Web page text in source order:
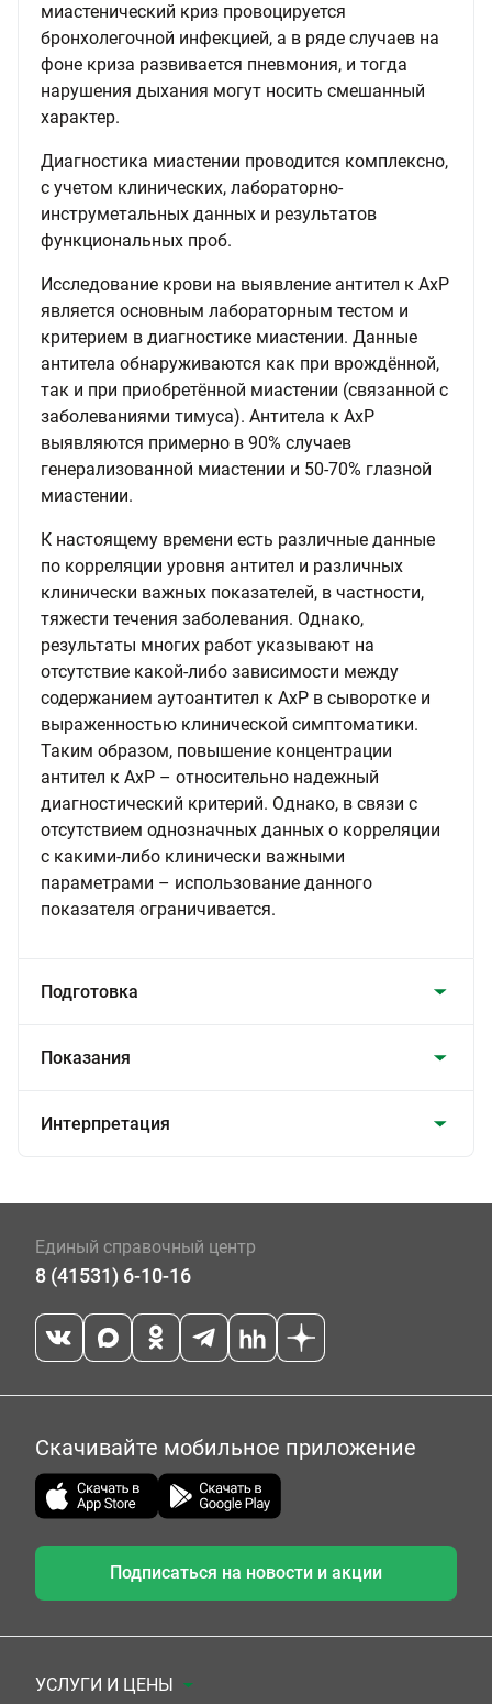
миастенический криз провоцируется
бронхолегочной инфекцией, а в ряде случаев на
фоне криза развивается пневмония, и тогда
нарушения дыхания могут носить смешанный
характер.
Диагностика миастении проводится комплексно,
с учетом клинических, лабораторно-
инструметальных данных и результатов
функциональных проб.
Исследование крови на выявление антител к АхР
является основным лабораторным тестом и
критерием в диагностике миастении. Данные
антитела обнаруживаются как при врождённой,
так и при приобретённой миастении (связанной с
заболеваниями тимуса). Антитела к АхР
выявляются примерно в 90% случаев
генерализованной миастении и 50-70% глазной
миастении.
К настоящему времени есть различные данные
по корреляции уровня антител и различных
клинически важных показателей, в частности,
тяжести течения заболевания. Однако,
результаты многих работ указывают на
отсутствие какой-либо зависимости между
содержанием аутоантител к АхР в сыворотке и
выраженностью клинической симптоматики.
Таким образом, повышение концентрации
антител к АхР – относительно надежный
диагностический критерий. Однако, в связи с
отсутствием однозначных данных о корреляции
с какими-либо клинически важными
параметрами – использование данного
показателя ограничивается.
Подготовка
Показания
Интерпретация
Единый справочный центр
8 (41531) 6-10-16
Скачивайте мобильное приложение
Подписаться на новости и акции
УСЛУГИ И ЦЕНЫ